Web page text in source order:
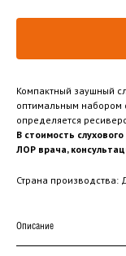
Компактный заушный
оптимальным набором
определяется
В стоимость
ЛОР врача,
Страна производства:
Описание